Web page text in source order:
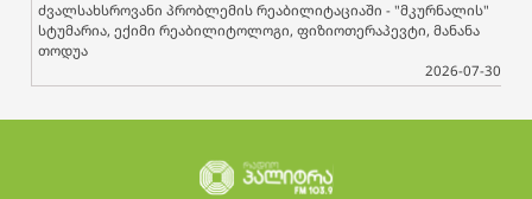
ძვალსახსროვანი პრობლემის რეაბილიტაციაში - "მკურნალის"
სტუმარია, ექიმი რეაბილიტოლოგი, ფიზიოთერაპევტი, მანანა
თოდუა
2026-07-30